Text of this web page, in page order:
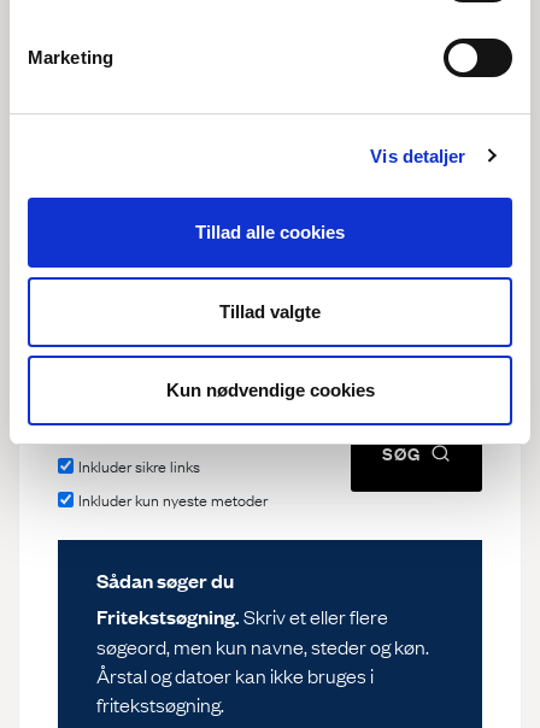
Marketing
Vis detaljer
Tillad alle cookies
Tillad valgte
Kun nødvendige cookies
Hændelsessted
Resultattype
Livsforløb
Inkluder stavevariationer
Inkluder usikre links
Inkluder sikre links
Inkluder kun nyeste metoder
SØG
Sådan søger du
Fritekstsøgning.Skriv et eller flere
søgeord, men kun navne, steder og køn.
Årstal og datoer kan ikke bruges i
fritekstsøgning.